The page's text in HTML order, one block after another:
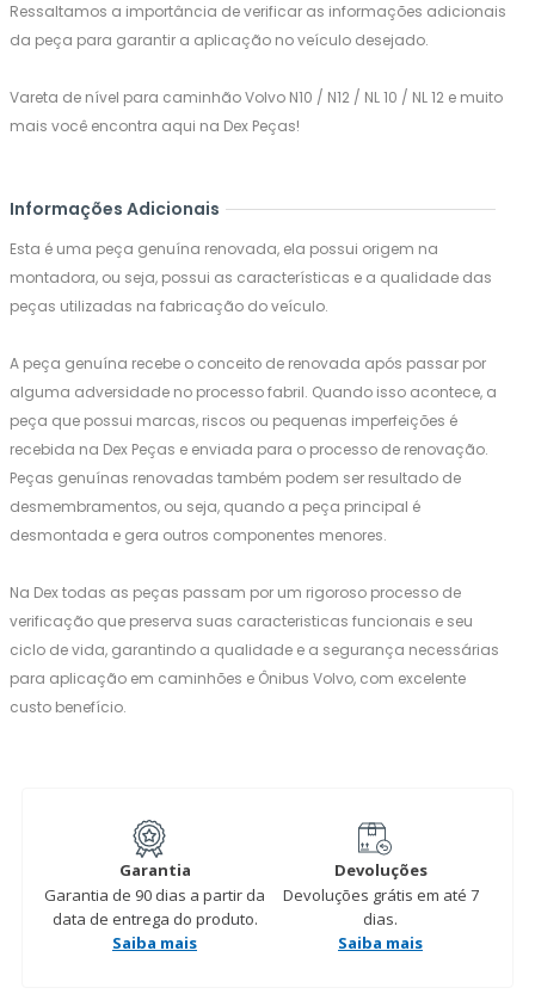
Ressaltamos a importância de verificar as informações adicionais
da peça para garantir a aplicação no veículo desejado.
Vareta de nível para caminhão Volvo N10 / N12 / NL 10 / NL 12 e muito
mais você encontra aqui na Dex Peças!
Informações Adicionais
Esta é uma peça genuína renovada, ela possui origem na
montadora, ou seja, possui as características e a qualidade das
peças utilizadas na fabricação do veículo.
A peça genuína recebe o conceito de renovada após passar por
alguma adversidade no processo fabril. Quando isso acontece, a
peça que possui marcas, riscos ou pequenas imperfeições é
recebida na Dex Peças e enviada para o processo de renovação.
Peças genuínas renovadas também podem ser resultado de
desmembramentos, ou seja, quando a peça principal é
desmontada e gera outros componentes menores.
Na Dex todas as peças passam por um rigoroso processo de
verificação que preserva suas caracteristicas funcionais e seu
ciclo de vida, garantindo a qualidade e a segurança necessárias
para aplicação em caminhões e Ônibus Volvo, com excelente
custo benefício.
Garantia
Garantia de 90 dias a partir da
data de entrega do produto.
Saiba mais
Devoluções
Devoluções grátis em até 7
dias.
Saiba mais